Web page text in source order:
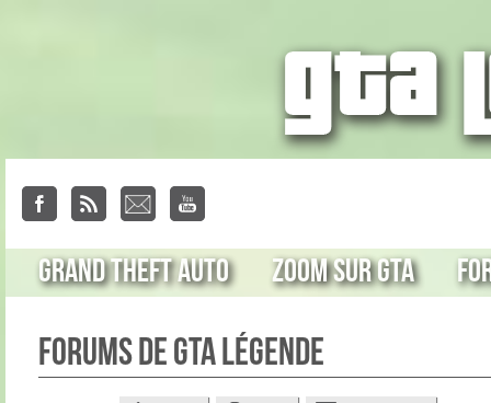
Grand Theft Auto Zoom sur GTA
Forums de GTA Légende